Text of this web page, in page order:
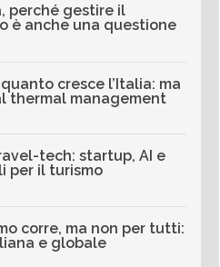
perché gestire il
è anche una questione
cresce l’Italia: ma
thermal management
tech: startup, AI e
per il turismo
corre, ma non per tutti:
e globale